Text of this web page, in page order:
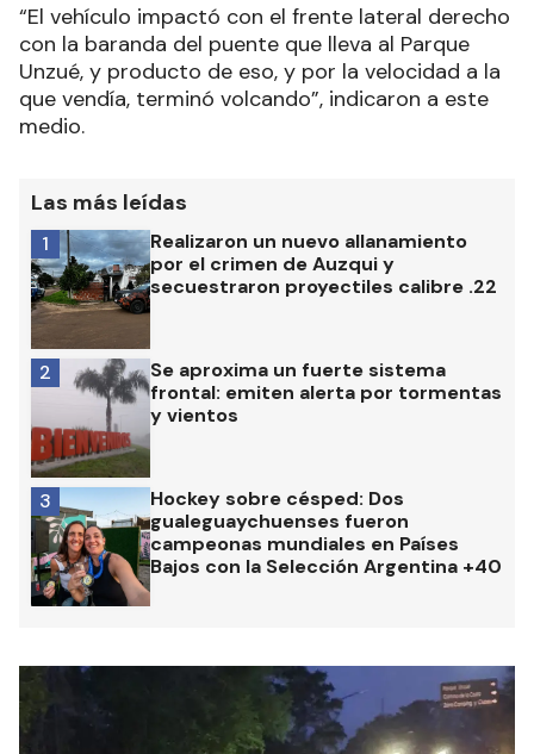
“El vehículo impactó con el frente lateral derecho
con la baranda del puente que lleva al Parque
Unzué, y producto de eso, y por la velocidad a la
que vendía, terminó volcando”, indicaron a este
medio.
Las más leídas
Realizaron un nuevo allanamiento
por el crimen de Auzqui y
secuestraron proyectiles calibre .22
1
Se aproxima un fuerte sistema
frontal: emiten alerta por tormentas
y vientos
2
Hockey sobre césped: Dos
gualeguaychuenses fueron
campeonas mundiales en Países
Bajos con la Selección Argentina +40
3